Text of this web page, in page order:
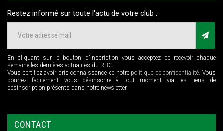
Restez informé sur toute l'actu de votre club :
En cliquant sur le bouton d'inscription vous acceptez de recevoir chaque
semaine les dernières actualités du RBC.
Vous certifiez avoir pris connaissance de notre politique de confidentialité. Vous
pourrez facilement vous désinscrire à tout moment via les liens de
désinscription présents dans notre newsletter.
CONTACT